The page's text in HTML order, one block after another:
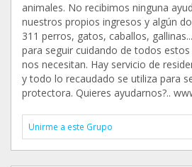
animales. No recibimos ninguna
nuestros propios ingresos y algún
311 perros, gatos, caballos,
para seguir cuidando de todos
nos necesitan. Hay servicio de
y todo lo recaudado se utiliza para
protectora. Quieres ayudarnos?..
Unirme a este Grupo